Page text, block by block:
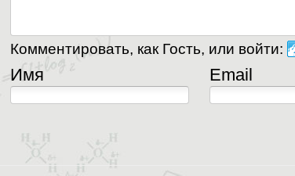
Комментировать, как Гость, или войти:
Имя Email